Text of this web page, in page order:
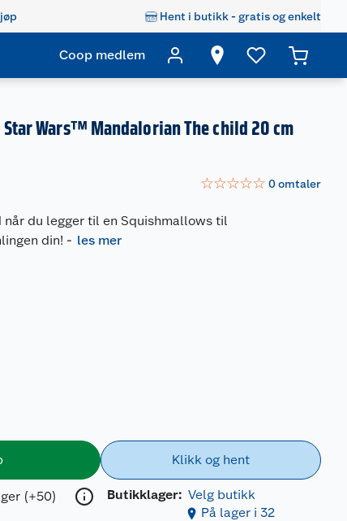
Hent i butikk - gratis og enkelt
Coop medlem
Wars™ Mandalorian The child 20 cm
☆☆☆☆☆ 0omtaler
du legger til en Squishmallows til
din! - les mer
(+50)
Klikk og hent
Butikklager: Velg butikk
På lager i 32